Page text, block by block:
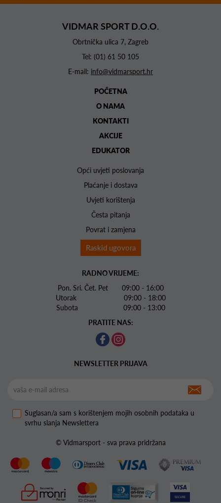
VIDMAR SPORT D.O.O.
Obrtnička ulica 7, Zagreb
Tel: (01) 61 50 105
E-mail: info@vidmarsport.hr
POČETNA
O NAMA
KONTAKTI
AKCIJE
EDUKATOR
Opći uvjeti poslovanja
Plaćanje i dostava
Uvjeti korištenja
Česta pitanja
Povrat i zamjena
Raskid ugovora
RADNO VRIJEME:
Pon. Sri. Čet. Pet 09:00 - 16:00
Utorak 09:00 - 18:00
Subota 09:00 - 13:00
PRATITE NAS:
NEWSLETTER PRIJAVA
Suglasan/a sam s korištenjem mojih osobnih podataka u
svrhu slanja Newslettera
© Vidmarsport - sva prava pridržana